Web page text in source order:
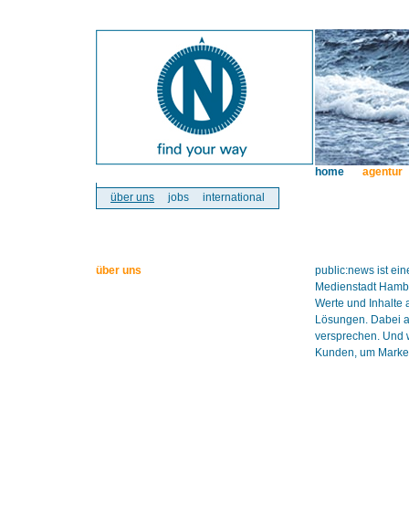
über uns jobs international
home agentur
über uns
public:news ist
Medienstadt
Werte und Inhalte
Lösungen. Dabei
versprechen. Und
Kunden, um